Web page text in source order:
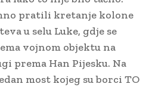
pratili kretanje kolone
u selu Luke, gdje se
vojnom objektu na
prema Han Pijesku. Na
most kojeg su borci TO